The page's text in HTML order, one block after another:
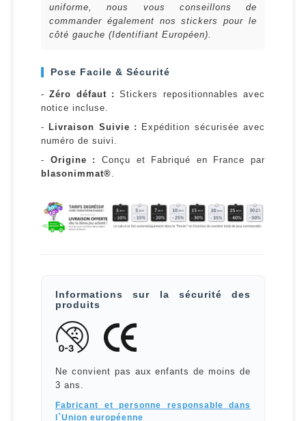
uniforme, nous vous conseillons de
commander également nos stickers pour le
côté gauche (Identifiant Européen).
Pose Facile & Sécurité
-Zéro défaut : Stickers repositionnables avec
notice incluse.
- Livraison Suivie :
Expédition sécurisée avec
numéro de suivi.
- Origine :
Conçu et Fabriqué en France par
blasonimmat®.
Informations sur la sécurité des
produits
Ne convient pas aux enfants de moins de
3 ans.
Fabricant et personne responsable dans
l`Union européenne